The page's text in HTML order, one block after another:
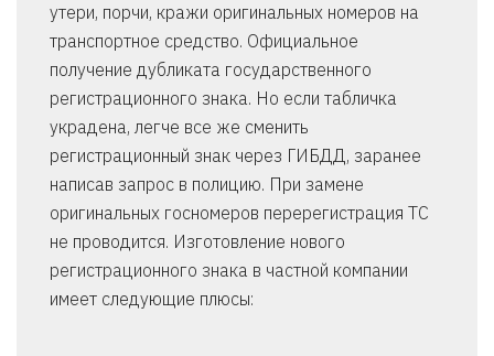
утери, порчи, кражи оригинальных номеров на
транспортное средство. Официальное
получение дубликата государственного
регистрационного знака. Но если табличка
украдена, легче все же сменить
регистрационный знак через ГИБДД, заранее
написав запрос в полицию. При замене
оригинальных госномеров перерегистрация ТС
не проводится. Изготовление нового
регистрационного знака в частной компании
имеет следующие плюсы: